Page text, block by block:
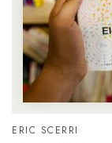
ERIC SCERRI